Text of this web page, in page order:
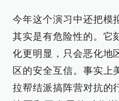
今年这个演习中还把模
其实是有危险性的。它
化更明显，只会恶化地
区的安全互信。事实上
拉帮结派搞阵营对抗的